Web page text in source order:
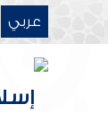
عربي